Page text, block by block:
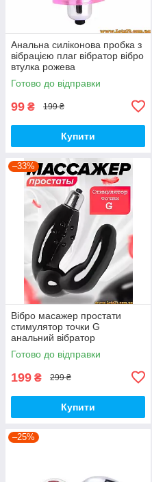
Анальна силіконова пробка з
вібрацією плаг вібратор вібро
втулка рожева
Готово до відправки
99 ₴ 199 ₴
Купити
–33%
Вібро масажер простати
стимулятор точки G
анальний вібратор
стимулятор для простати та
точки джі
Готово до відправки
199 ₴ 299 ₴
Купити
–25%